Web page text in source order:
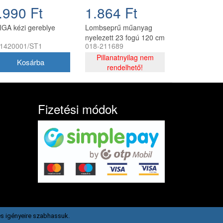
Ft
kézi gereblye
ST1
1.864 Ft
Lombseprű műanyag
nyelezett 23 fogú 120 cm
egyenes narancssárga
Golf ST
018-211689
Pillanatnyilag nem
rendelhető!
Fizetési módok
igényeire szabhassuk.